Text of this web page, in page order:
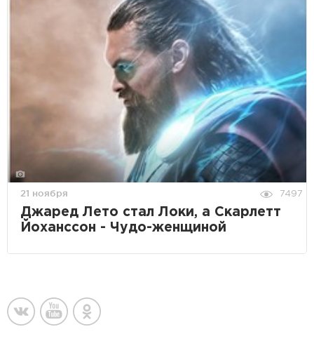
21 ноября 7497
Джаред Лето стал Локи, а Скарлетт
Йоханссон - Чудо-женщиной